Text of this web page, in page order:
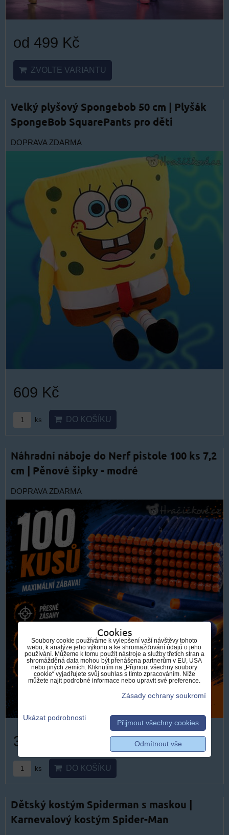
od 499 Kč
ZVOLTE VARIANTU
Velký plyšový Spongebob 50 cm | Plyšák
SpongeBob SquarePants pro děti
DOPRAVA ZDARMA
609 Kč
ks DO KOŠÍKU
Náhradní náboje do Nerf pistole 100 ks 7,2
cm | Pěnové šipky - modré
DOPRAVA ZDARMA
319 Kč
ks DO KOŠÍKU
Dětský kostým Spiderman s maskou |
Karnevalový kostým Spider-Man
Cookies
Soubory cookie používáme k vylepšení vaší návštěvy tohoto
webu, k analýze jeho výkonu a ke shromažďování údajů o jeho
používání. Můžeme k tomu použít nástroje a služby třetích stran a
shromážděná data mohou být přenášena partnerům v EU, USA
nebo jiných zemích. Kliknutím na „Přijmout všechny soubory
cookie“ vyjadřujete svůj souhlas s tímto zpracováním. Níže
můžete najít podrobné informace nebo upravit své preference.
Zásady ochrany soukromí
Ukázat podrobnosti
Přijmout všechny cookies
Odmítnout vše